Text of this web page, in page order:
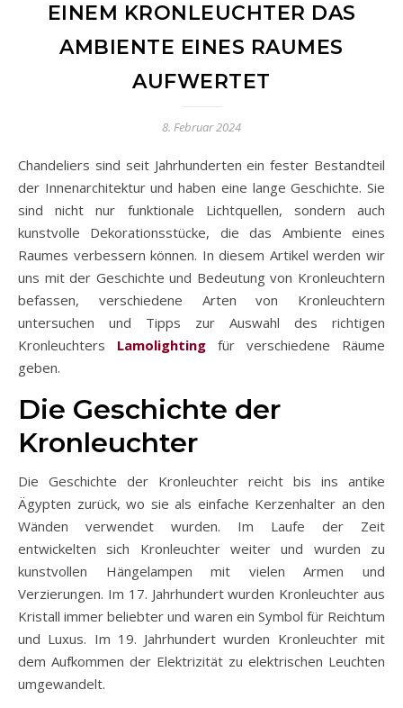
EINEM KRONLEUCHTER DAS
AMBIENTE EINES RAUMES
AUFWERTET
8. Februar 2024
Chandeliers sind seit Jahrhunderten ein fester Bestandteil
der Innenarchitektur und haben eine lange Geschichte. Sie
sind nicht nur funktionale Lichtquellen, sondern auch
kunstvolle Dekorationsstücke, die das Ambiente eines
Raumes verbessern können. In diesem Artikel werden wir
uns mit der Geschichte und Bedeutung von Kronleuchtern
befassen, verschiedene Arten von Kronleuchtern
untersuchen und Tipps zur Auswahl des richtigen
Kronleuchters Lamolighting für verschiedene Räume
geben.
Die Geschichte der
Kronleuchter
Die Geschichte der Kronleuchter reicht bis ins antike
Ägypten zurück, wo sie als einfache Kerzenhalter an den
Wänden verwendet wurden. Im Laufe der Zeit
entwickelten sich Kronleuchter weiter und wurden zu
kunstvollen Hängelampen mit vielen Armen und
Verzierungen. Im 17. Jahrhundert wurden Kronleuchter aus
Kristall immer beliebter und waren ein Symbol für Reichtum
und Luxus. Im 19. Jahrhundert wurden Kronleuchter mit
dem Aufkommen der Elektrizität zu elektrischen Leuchten
umgewandelt.